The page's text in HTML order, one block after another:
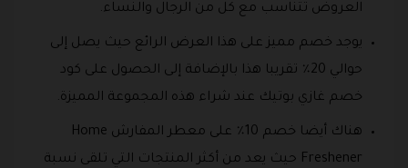
العروض تتناسب مع كل من الرجال والنساء.
يوجد خصم مميز على هذا العرض الرائع حيث يصل إلى
حوالي 20٪ تقريبا هذا بالإضافة إلى الحصول على كود
خصم غازي بوتيك عند شراء هذه المجموعة المميزة.
هناك أيضا خصم 10٪ على معطر المفارش Home
Freshener حيث يعد من أكثر المنتجات التي تلقى نسبة